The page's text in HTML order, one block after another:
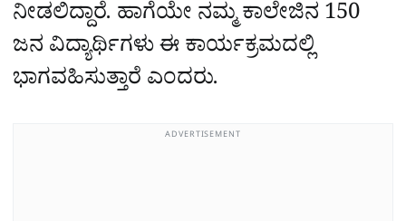
ನೀಡಲಿದ್ದಾರೆ. ಹಾಗೆಯೇ ನಮ್ಮ ಕಾಲೇಜಿನ 150
ಜನ ವಿದ್ಯಾರ್ಥಿಗಳು ಈ ಕಾರ್ಯಕ್ರಮದಲ್ಲಿ
ಭಾಗವಹಿಸುತ್ತಾರೆ ಎಂದರು.
ADVERTISEMENT